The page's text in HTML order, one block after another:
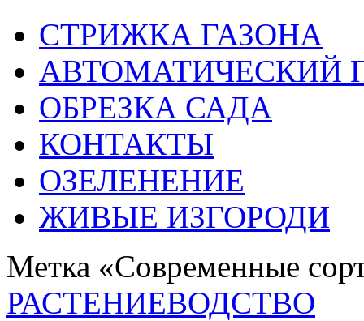
СТРИЖКА ГАЗОНА
АВТОМАТИЧЕСКИЙ
ОБРЕЗКА САДА
КОНТАКТЫ
ОЗЕЛЕНЕНИЕ
ЖИВЫЕ ИЗГОРОДИ
Метка «Современные
РАСТЕНИЕВОДСТВО